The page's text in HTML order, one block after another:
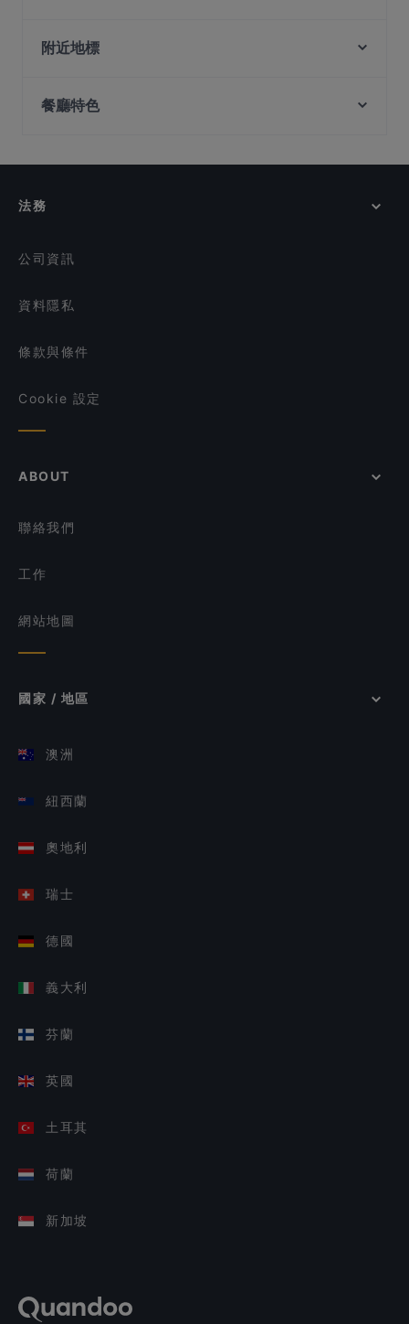
Apollo Livehouse Club
Swaad - Art of Saatvik Food
SEAL
(惹兰勿刹分店）
Jaggi’s Northern Indian Cuisine
附近地標
Tanjong Katong Station, 新加坡
餐廳特色
在 新加坡 的 清真飲食
法務
公司資訊
資料隱私
條款與條件
Cookie 設定
ABOUT
聯絡我們
工作
網站地圖
國家 / 地區
澳洲
紐西蘭
奧地利
瑞士
德國
義大利
芬蘭
英國
土耳其
荷蘭
新加坡